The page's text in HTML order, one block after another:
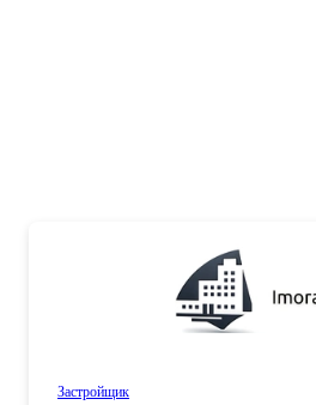
Застройщик